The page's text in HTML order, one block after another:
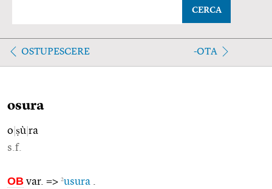
CERCA
OSTUPESCERE -OTA
osura
o ṣù ra
s.f.
OB var. => 2usura